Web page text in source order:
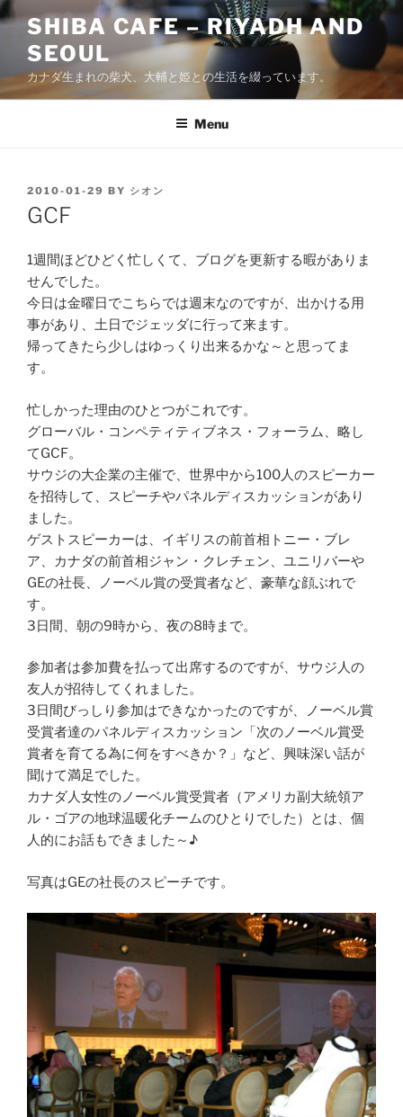
Skip
content
SHIBA CAFE – RIYADH AND
SEOUL
カナダ生まれの柴犬、大輔と姫との生活を綴っています。
Menu
POSTED
ON
2010-01-29 BY シオン
GCF
1週間ほどひどく忙しくて、ブログを更新する暇がありま
せんでした。
今日は金曜日でこちらでは週末なのですが、出かける用
事があり、土日でジェッダに行って来ます。
帰ってきたら少しはゆっくり出来るかな～と思ってま
す。
忙しかった理由のひとつがこれです。
グローバル・コンペティティブネス・フォーラム、略し
てGCF。
サウジの大企業の主催で、世界中から100人のスピーカー
を招待して、スピーチやパネルディスカッションがあり
ました。
ゲストスピーカーは、イギリスの前首相トニー・ブレ
ア、カナダの前首相ジャン・クレチェン、ユニリバーや
GEの社長、ノーベル賞の受賞者など、豪華な顔ぶれで
す。
3日間、朝の9時から、夜の8時まで。
参加者は参加費を払って出席するのですが、サウジ人の
友人が招待してくれました。
3日間びっしり参加はできなかったのですが、ノーベル賞
受賞者達のパネルディスカッション「次のノーベル賞受
賞者を育てる為に何をすべきか？」など、興味深い話が
聞けて満足でした。
カナダ人女性のノーベル賞受賞者（アメリカ副大統領ア
ル・ゴアの地球温暖化チームのひとりでした）とは、個
人的にお話もできました～♪
写真はGEの社長のスピーチです。